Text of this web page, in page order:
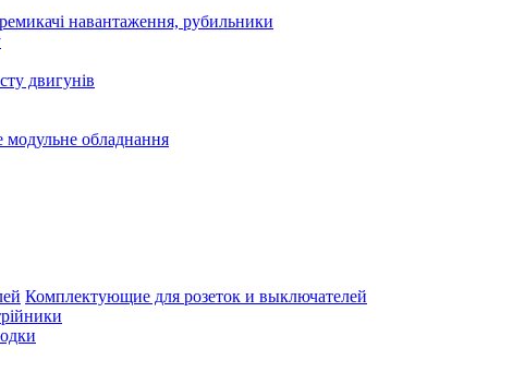
навантаження, рубильники
двигунів
модульне обладнання
Комплектующие для розеток и выключателей